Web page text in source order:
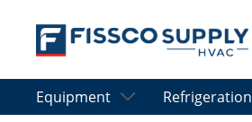
Skip to main content
Equipment Refrigeration